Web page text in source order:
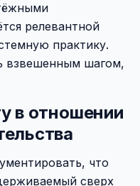
релевантной
практику.
взвешенным шагом,
в отношении
что
сверх